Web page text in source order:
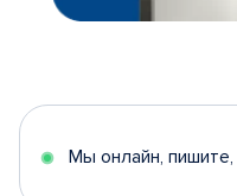
Мы онлайн, пишите,